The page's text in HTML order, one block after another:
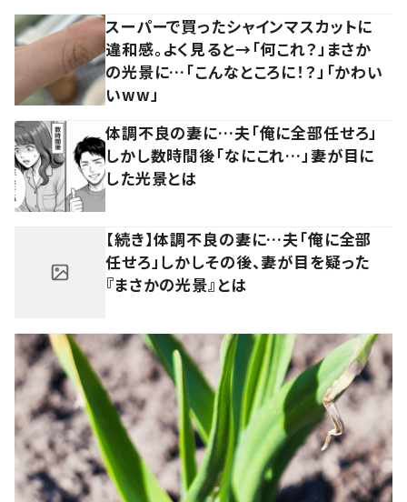
スーパーで買ったシャインマスカットに
違和感。よく見ると→「何これ？」まさか
の光景に…「こんなところに！？」「かわい
いww」
体調不良の妻に…夫「俺に全部任せろ」
しかし数時間後「なにこれ…」妻が目に
した光景とは
【続き】体調不良の妻に…夫「俺に全部
任せろ」しかしその後、妻が目を疑った
『まさかの光景』とは